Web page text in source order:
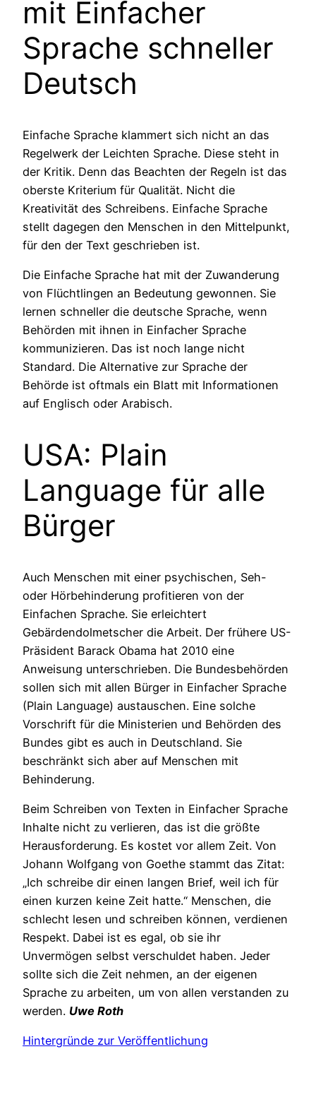
mit Einfacher
Sprache schneller
Deutsch
Einfache Sprache klammert sich nicht an das
Regelwerk der Leichten Sprache. Diese steht in
der Kritik. Denn das Beachten der Regeln ist das
oberste Kriterium für Qualität. Nicht die
Kreativität des Schreibens. Einfache Sprache
stellt dagegen den Menschen in den Mittelpunkt,
für den der Text geschrieben ist.
Die Einfache Sprache hat mit der Zuwanderung
von Flüchtlingen an Bedeutung gewonnen. Sie
lernen schneller die deutsche Sprache, wenn
Behörden mit ihnen in Einfacher Sprache
kommunizieren. Das ist noch lange nicht
Standard. Die Alternative zur Sprache der
Behörde ist oftmals ein Blatt mit Informationen
auf Englisch oder Arabisch.
USA: Plain
Language für alle
Bürger
Auch Menschen mit einer psychischen, Seh-
oder Hörbehinderung profitieren von der
Einfachen Sprache. Sie erleichtert
Gebärdendolmetscher die Arbeit. Der frühere US-
Präsident Barack Obama hat 2010 eine
Anweisung unterschrieben. Die Bundesbehörden
sollen sich mit allen Bürger in Einfacher Sprache
(Plain Language) austauschen. Eine solche
Vorschrift für die Ministerien und Behörden des
Bundes gibt es auch in Deutschland. Sie
beschränkt sich aber auf Menschen mit
Behinderung.
Beim Schreiben von Texten in Einfacher Sprache
Inhalte nicht zu verlieren, das ist die größte
Herausforderung. Es kostet vor allem Zeit. Von
Johann Wolfgang von Goethe stammt das Zitat:
„Ich schreibe dir einen langen Brief, weil ich für
einen kurzen keine Zeit hatte.“ Menschen, die
schlecht lesen und schreiben können, verdienen
Respekt. Dabei ist es egal, ob sie ihr
Unvermögen selbst verschuldet haben. Jeder
sollte sich die Zeit nehmen, an der eigenen
Sprache zu arbeiten, um von allen verstanden zu
werden. Uwe Roth
Hintergründe zur Veröffentlichung